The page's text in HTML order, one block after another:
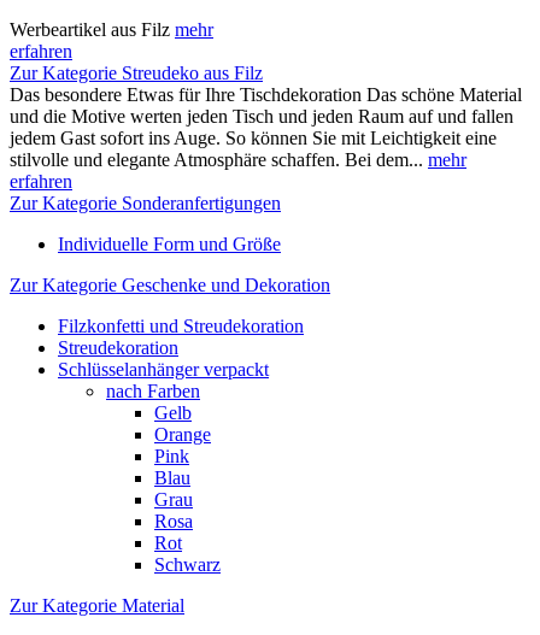
Werbeartikel aus Filz mehr
erfahren
Zur Kategorie Streudeko aus Filz
Das besondere Etwas für Ihre Tischdekoration Das schöne Material
und die Motive werten jeden Tisch und jeden Raum auf und fallen
jedem Gast sofort ins Auge. So können Sie mit Leichtigkeit eine
stilvolle und elegante Atmosphäre schaffen. Bei dem... mehr
erfahren
Zur Kategorie Sonderanfertigungen
Individuelle Form und Größe
Zur Kategorie Geschenke und Dekoration
Filzkonfetti und Streudekoration
Streudekoration
Schlüsselanhänger verpackt
nach Farben
Gelb
Orange
Pink
Blau
Grau
Rosa
Rot
Schwarz
Zur Kategorie Material